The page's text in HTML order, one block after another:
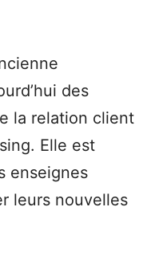
des
la relation client
Elle est
enseignes
leurs nouvelles